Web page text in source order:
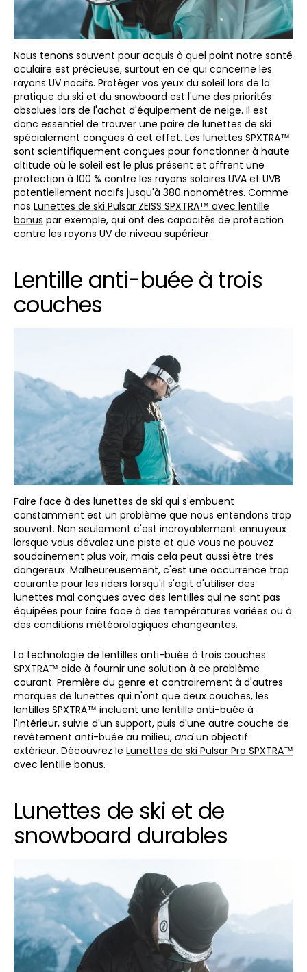
Nous tenons souvent pour acquis à quel point notre santé
oculaire est précieuse, surtout en ce qui concerne les
rayons UV nocifs. Protéger vos yeux du soleil lors de la
pratique du ski et du snowboard est l'une des priorités
absolues lors de l'achat d'équipement de neige. Il est
donc essentiel de trouver une paire de lunettes de ski
spécialement conçues à cet effet. Les lunettes SPXTRA™
sont scientifiquement conçues pour fonctionner à haute
altitude où le soleil est le plus présent et offrent une
protection à 100 % contre les rayons solaires UVA et UVB
potentiellement nocifs jusqu'à 380 nanomètres. Comme
nos Lunettes de ski Pulsar ZEISS SPXTRA™ avec lentille
bonus par exemple, qui ont des capacités de protection
contre les rayons UV de niveau supérieur.
Lentille anti-buée à trois
couches
Faire face à des lunettes de ski qui s'embuent
constamment est un problème que nous entendons trop
souvent. Non seulement c'est incroyablement ennuyeux
lorsque vous dévalez une piste et que vous ne pouvez
soudainement plus voir, mais cela peut aussi être très
dangereux. Malheureusement, c'est une occurrence trop
courante pour les riders lorsqu'il s'agit d'utiliser des
lunettes mal conçues avec des lentilles qui ne sont pas
équipées pour faire face à des températures variées ou à
des conditions météorologiques changeantes.
La technologie de lentilles anti-buée à trois couches
SPXTRA™ aide à fournir une solution à ce problème
courant. Première du genre et contrairement à d'autres
marques de lunettes qui n'ont que deux couches, les
lentilles SPXTRA™ incluent une lentille anti-buée à
l'intérieur, suivie d'un support, puis d'une autre couche de
revêtement anti-buée au milieu, andun objectif
extérieur. Découvrez le Lunettes de ski Pulsar Pro SPXTRA™
avec lentille bonus.
Lunettes de ski et de
snowboard durables